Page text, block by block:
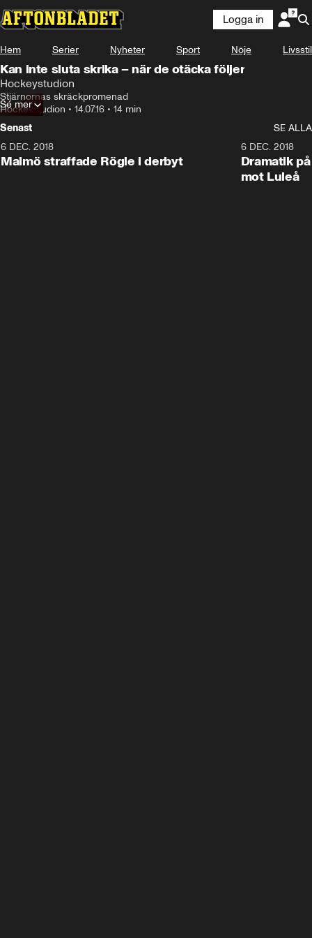
Logga in
Hem Serier Nyheter Sport Nöje Livsstil
Kan inte sluta skrika – när de otäcka följer
Hockeystudion
Stjärnornas skräckpromenad
Hockeystudion • 14.07.16 • 14 min
Se mer
Senast
SE ALLA
6 DEC. 2018
Malmö straffade Rögle i derbyt
6 DEC. 2018
Dramatik
mot Luleå